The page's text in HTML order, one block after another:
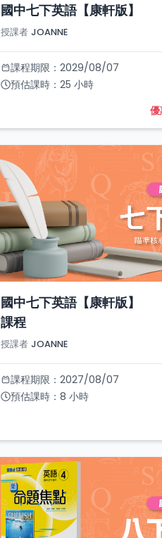
國中七下英語【康軒版】
授課者 JOANNE
課程期限： 2029/08/07
預估課時： 25 小時
國中七下英語【康軒版
課程
授課者 JOANNE
課程期限： 2027/08/07
預估課時： 8 小時